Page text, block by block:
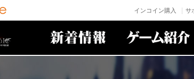
インコイン購入 サ